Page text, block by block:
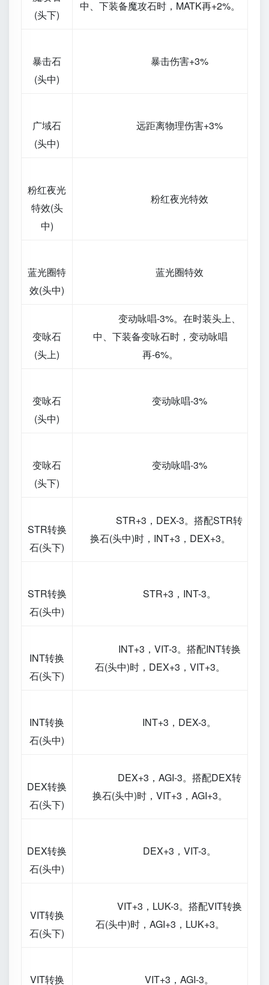
(头下)
中、下装备魔攻石时，MATK再+2%。
暴击石
(头中)
暴击伤害+3%
广域石
(头中)
远距离物理伤害+3%
粉红夜光
特效(头
中)
粉红夜光特效
蓝光圈特
效(头中)
蓝光圈特效
变咏石
(头上)
变动咏唱-3%。在时装头上、
中、下装备变咏石时，变动咏唱
再-6%。
变咏石
(头中)
变动咏唱-3%
变咏石
(头下)
变动咏唱-3%
STR转换
石(头下)
STR+3，DEX-3。搭配STR转
换石(头中)时，INT+3，DEX+3。
STR转换
石(头中)
STR+3，INT-3。
INT转换
石(头下)
INT+3，VIT-3。搭配INT转换
石(头中)时，DEX+3，VIT+3。
INT转换
石(头中)
INT+3，DEX-3。
DEX转换
石(头下)
DEX+3，AGI-3。搭配DEX转
换石(头中)时，VIT+3，AGI+3。
DEX转换
石(头中)
DEX+3，VIT-3。
VIT转换
石(头下)
VIT+3，LUK-3。搭配VIT转换
石(头中)时，AGI+3，LUK+3。
VIT转换
VIT+3，AGI-3。